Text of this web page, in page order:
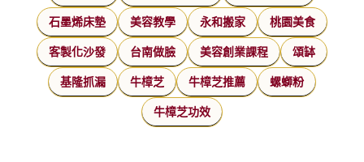
石墨烯床墊 美容教學 永和搬家 桃園美食
客製化沙發 台南做臉 美容創業課程 頌缽
基隆抓漏 牛樟芝 牛樟芝推薦 螺螄粉
牛樟芝功效